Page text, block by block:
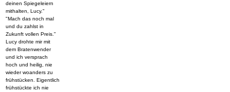
deinen Spiegeleiern
mithalten, Lucy."
"Mach das noch mal
und du zahlst in
Zukunft vollen Preis."
Lucy drohte mir mit
dem Bratenwender
und ich versprach
hoch und heilig, nie
wieder woanders zu
frühstücken. Eigentlich
frühstückte ich nie